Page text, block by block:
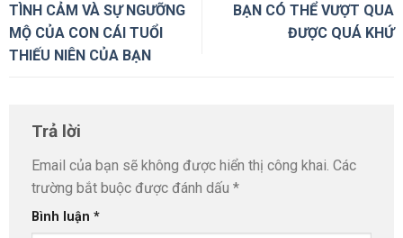
TÌNH CẢM VÀ SỰ NGƯỠNG
MỘ CỦA CON CÁI TUỔI
THIẾU NIÊN CỦA BẠN
BẠN CÓ THỂ VƯỢT QUA
ĐƯỢC QUÁ KHỨ
Trả lời
Email của bạn sẽ không được hiển thị công khai. Các
trường bắt buộc được đánh dấu *
Bình luận *